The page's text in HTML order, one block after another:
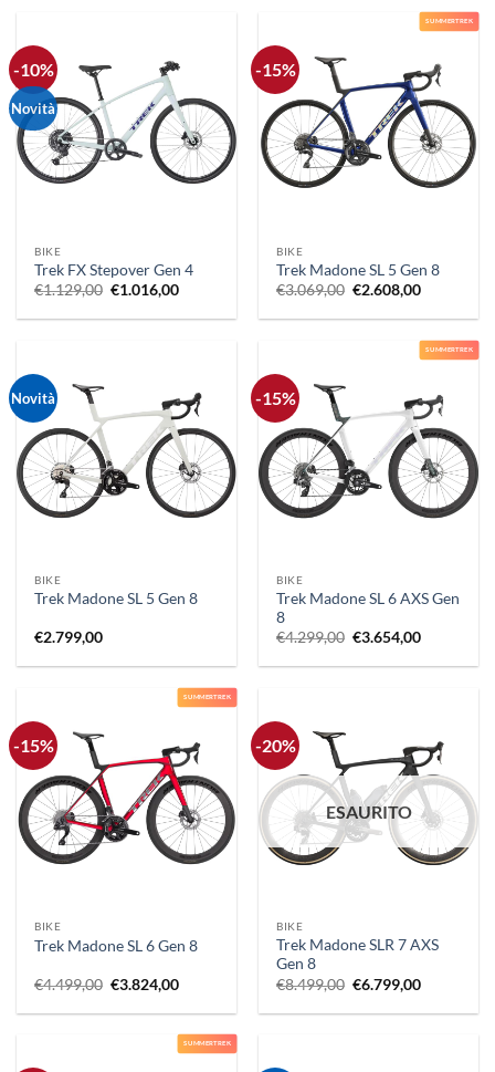
€899,00.
-10%
Novità
BIKE
Trek FX Stepover Gen 4
€1.129,00 Il
originale
€1.016,00Il
attuale
SUMMERTREK
-15%
BIKE
Trek Madone SL 5 Gen 8
€3.069,00 Il
originale
€3.069,00.
€2.608,00Il
attuale
€2.608,00.
Novità
BIKE
Trek Madone SL 5 Gen 8
€2.799,00
SUMMERTREK
-15%
BIKE
Trek Madone SL 6 AXS Gen
8
€4.299,00 Il
originale
€3.654,00Il
attuale
SUMMERTREK
-15%
BIKE
Trek Madone SL 6 Gen 8
€4.499,00 Il
originale
€4.499,00.
€3.824,00Il
attuale
€3.824,00.
-20%
ESAURITO
BIKE
Trek Madone SLR 7 AXS
Gen 8
€8.499,00 Il
originale
€6.799,00Il
attuale
SUMMERTREK